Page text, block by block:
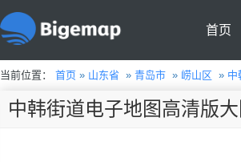
首页
当前位置： 首页» 山东省 » 青岛市» 崂山区 » 中
中韩街道电子地图高清版